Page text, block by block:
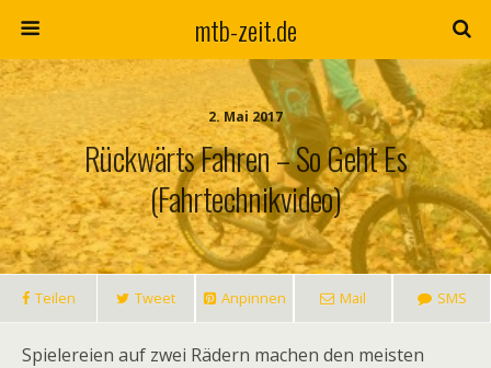
mtb-zeit.de
2. Mai 2017
Rückwärts Fahren – So Geht Es
(Fahrtechnikvideo)
Teilen Tweet Anpinnen Mail SMS
Spielereien auf zwei Rädern machen den meisten